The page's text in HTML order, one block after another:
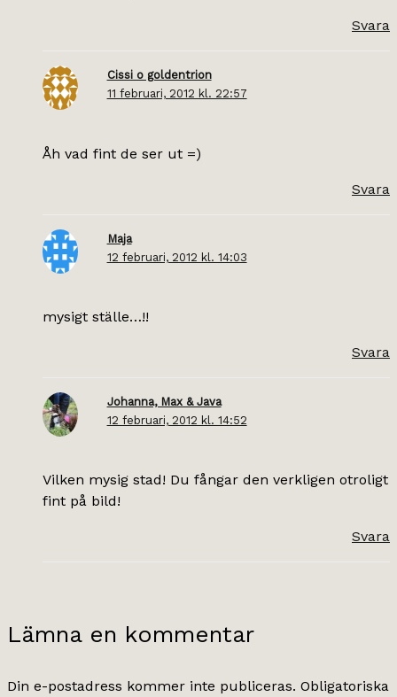
Svara
Cissi o goldentrion
11 februari, 2012 kl. 22:57
Åh vad fint de ser ut =)
Svara
Maja
12 februari, 2012 kl. 14:03
mysigt ställe…!!
Svara
Johanna, Max & Java
12 februari, 2012 kl. 14:52
Vilken mysig stad! Du fångar den verkligen otroligt
fint på bild!
Svara
Lämna en kommentar
Din e-postadress kommer inte publiceras. Obligatoriska